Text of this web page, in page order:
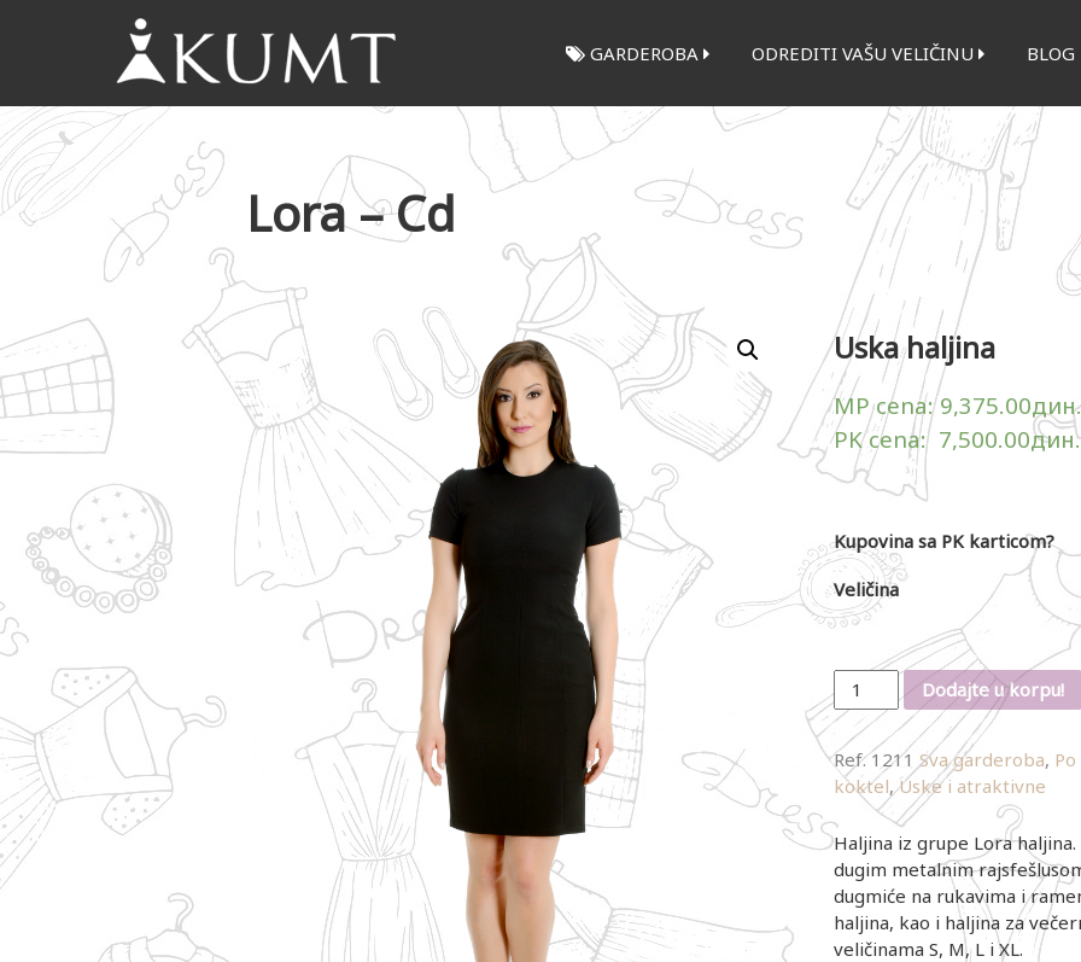
KUMT
Haljine
online
GARDEROBA ODREDITI VAŠU VELIČINU BLOG
Lora – Cd
Uska haljina
MP cena:9,375.00дин.
PK cena: 7,500.00дин.
Kupovina sa PK karticom?
Veličina
Količina Dodajte u korpu!
Ref.1211 Sva garderoba,
koktel,Uske i atraktivne
Haljina iz grupe Lora
dugim metalnim
dugmiće na rukavima i
haljina, kao i haljina za
veličinama S, M, L i XL.